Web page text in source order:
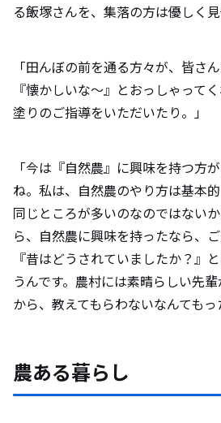
る飯塚さんを、集落の方は優しく見
「田んぼの前を通る方々が、皆さ
『懐かしいな～』とおっしゃって
塗りのご指導をいただいたり。」
「今は『自然農』に興味を持つ方
ね。私は、自然農のやり方は基本
同じところが多いのなのではない
ら、自然農に興味を持ったなら、
『昔はどうされていましたか？』
うんです。農村には素晴らしい先
から、教えてもらわないなんてもっ
農ある暮らし